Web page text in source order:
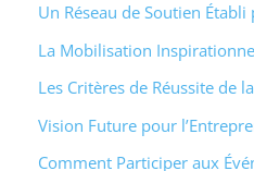
Un Réseau de Soutien Établi
La Mobilisation
Les Critères de Réussite de
Vision Future pour
Comment Participer aux